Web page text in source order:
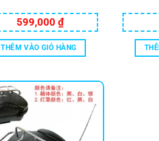
599,000 ₫
THÊM VÀO GIỎ HÀNG